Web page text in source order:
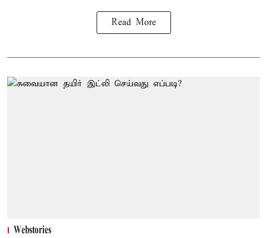
Read More
Webstories